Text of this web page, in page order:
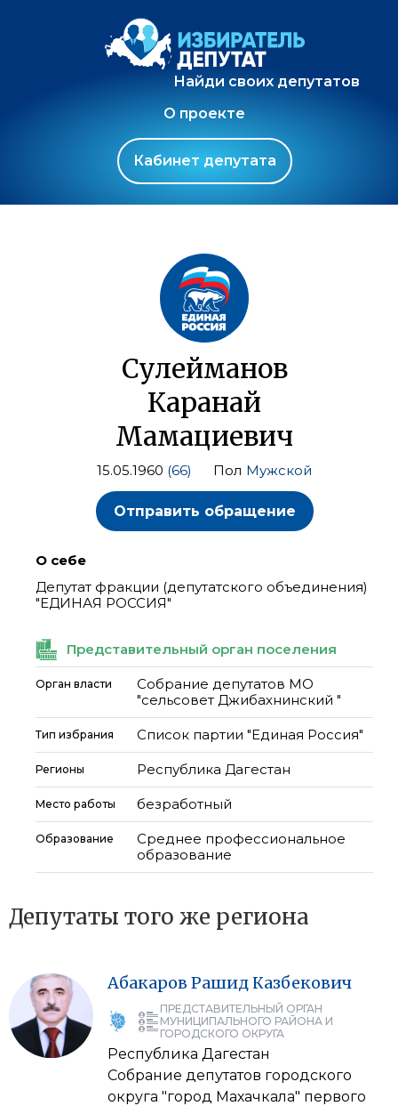
Найди своих депутатов
О проекте
Кабинет депутата
Сулейманов
Каранай
Мамациевич
15.05.1960 (66) Пол Мужской
Отправить обращение
О себе
Депутат фракции (депутатского объединения)
"ЕДИНАЯ РОССИЯ"
Представительный орган поселения
Орган власти
Собрание депутатов МО
"сельсовет Джибахнинский "
Тип избрания Список партии "Единая Россия"
Регионы Республика Дагестан
Место работы безработный
Образование
Среднее профессиональное
образование
Депутаты того же региона
Абакаров Рашид Казбекович
ПРЕДСТАВИТЕЛЬНЫЙ ОРГАН
МУНИЦИПАЛЬНОГО РАЙОНА И
ГОРОДСКОГО ОКРУГА
Республика Дагестан
Собрание депутатов городского
округа "город Махачкала" первого